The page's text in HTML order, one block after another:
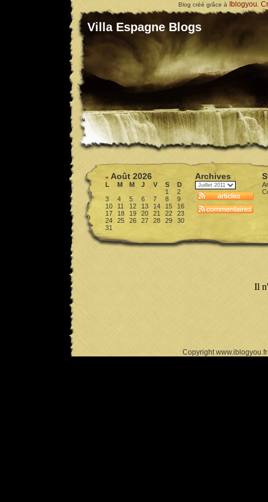
Blog créé grâce à Iblogyou
Villa Espagne Blogs
« Août 2026
L M M J V S
D
1
2
3
4 5 6 7 8
9
10
11 12 13 14 15
16
17
18 19 20 21 22
23
24
25 26 27 28 29
30
31
Archives
Il
Copyright